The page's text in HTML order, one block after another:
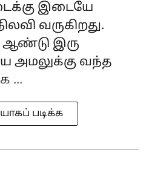
இடையே
வருகிறது.
ஆண்டு இரு
அமலுக்கு வந்த
...
படிக்க